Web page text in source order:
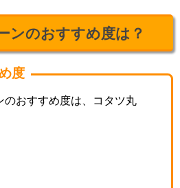
ンのおすすめ度は？
度
のおすすめ度は、コタツ丸